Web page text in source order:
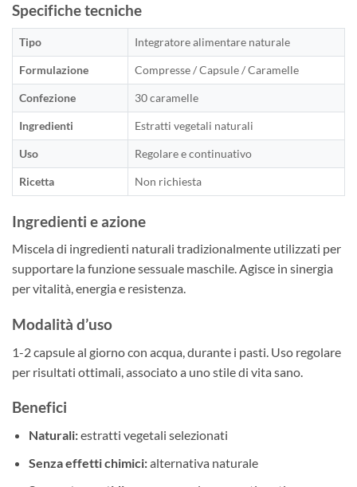
Specifiche tecniche
Tipo Integratore alimentare naturale
Formulazione Compresse / Capsule / Caramelle
Confezione 30 caramelle
Ingredienti Estratti vegetali naturali
Uso Regolare e continuativo
Ricetta Non richiesta
Ingredienti e azione
Miscela di ingredienti naturali tradizionalmente utilizzati per
supportare la funzione sessuale maschile. Agisce in sinergia
per vitalità, energia e resistenza.
Modalità d’uso
1-2 capsule al giorno con acqua, durante i pasti. Uso regolare
per risultati ottimali, associato a uno stile di vita sano.
Benefici
Naturali:estratti vegetali selezionati
Senza effetti chimici:alternativa naturale